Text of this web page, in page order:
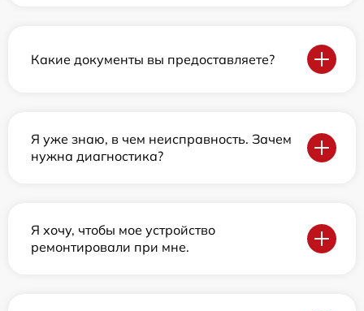
Какие документы вы предоставляете?
Я уже знаю, в чем неисправность. Зачем
нужна диагностика?
Я хочу, чтобы мое устройство
ремонтировали при мне.